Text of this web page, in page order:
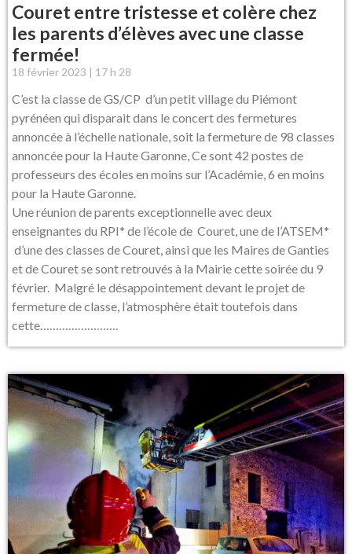
Couret entre tristesse et colère chez
les parents d’élèves avec une classe
fermée!
18 février 2023 17 h 28
C’est la classe de GS/CP d’un petit village du Piémont
pyrénéen qui disparait dans le concert des fermetures
annoncée à l’échelle nationale, soit la fermeture de 98 classes
annoncée pour la Haute Garonne, Ce sont 42 postes de
professeurs des écoles en moins sur l’Académie, 6 en moins
pour la Haute Garonne.
Une réunion de parents exceptionnelle avec deux
enseignantes du RPI* de l’école de Couret, une de l’ATSEM*
d’une des classes de Couret, ainsi que les Maires de Ganties
et de Couret se sont retrouvés à la Mairie cette soirée du 9
février. Malgré le désappointement devant le projet de
fermeture de classe, l’atmosphère était toutefois dans
cette…………………….